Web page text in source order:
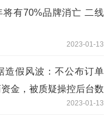
有70%品牌消亡 二线
2023-01-13
造假风波：不公布订单
金，被质疑操控后台数
2023-01-13